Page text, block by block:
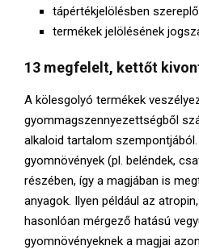
tápértékjelölésben
termékek jelölésének
13 megfelelt, kettőt
A kölesgolyó termékek
gyommagszennyezettségből
alkaloid tartalom
gyomnövények (pl. beléndek,
részében, így a magjában is
anyagok. Ilyen például az
hasonlóan mérgező hatású
gyomnövényeknek a magjai